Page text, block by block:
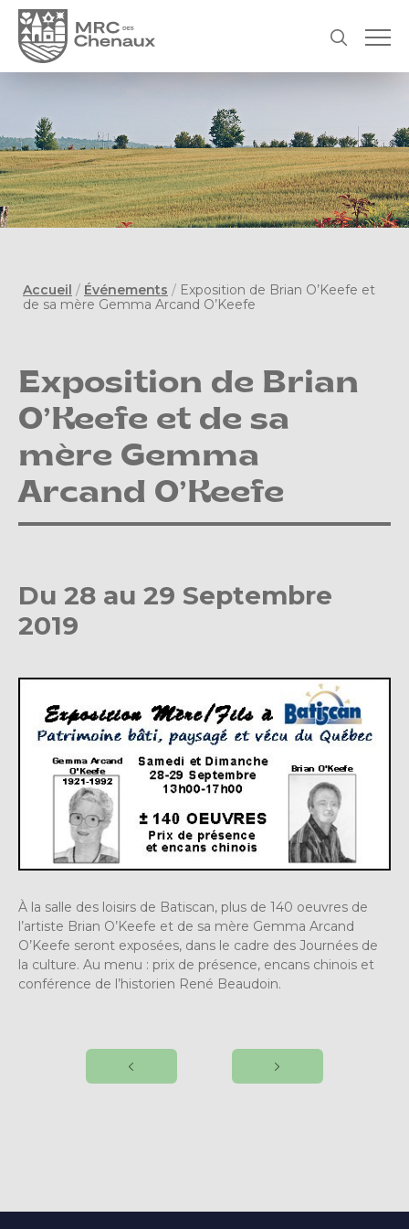
Accueil / Événements / Exposition de Brian O’Keefe et
de sa mère Gemma Arcand O’Keefe
Exposition de Brian
O’Keefe et de sa
mère Gemma
Arcand O’Keefe
Du 28 au 29 Septembre
2019
À la salle des loisirs de Batiscan, plus de 140 oeuvres de
l’artiste Brian O’Keefe et de sa mère Gemma Arcand
O’Keefe seront exposées, dans le cadre des Journées de
la culture. Au menu : prix de présence, encans chinois et
conférence de l’historien René Beaudoin.